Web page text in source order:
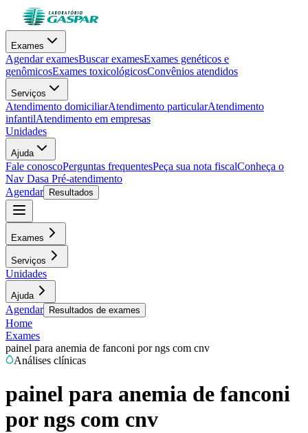
Exames
Agendar examesBuscar examesExames genéticos e
genômicosExames toxicológicosConvênios atendidos
Serviços
Atendimento domiciliarAtendimento particularAtendimento
infantilAtendimento em empresas
Unidades
Ajuda
Fale conoscoPerguntas frequentesPeça sua nota fiscalConheça o
Nav Dasa Pré-atendimento
Agendar
Resultados
Exames
Serviços
Unidades
Ajuda
Agendar Resultados de exames
Home
Exames
painel para anemia de fanconi por ngs com cnv
Análises clínicas
painel para anemia de fanconi
por ngs com cnv